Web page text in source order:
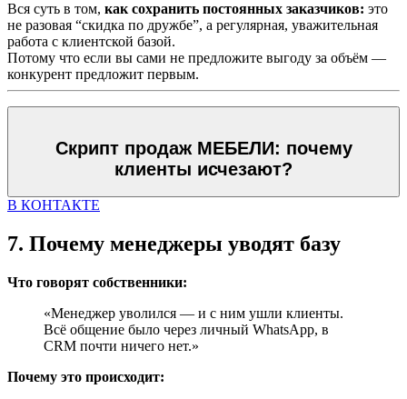
Вся суть в том, как сохранить постоянных заказчиков: это
не разовая “скидка по дружбе”, а регулярная, уважительная
работа с клиентской базой.
Потому что если вы сами не предложите выгоду за объём —
конкурент предложит первым.
Скрипт продаж МЕБЕЛИ: почему
клиенты исчезают?
В КОНТАКТЕ
7. Почему менеджеры уводят базу
Что говорят собственники:
«Менеджер уволился — и с ним ушли клиенты.
Всё общение было через личный WhatsApp, в
CRM почти ничего нет.»
Почему это происходит: